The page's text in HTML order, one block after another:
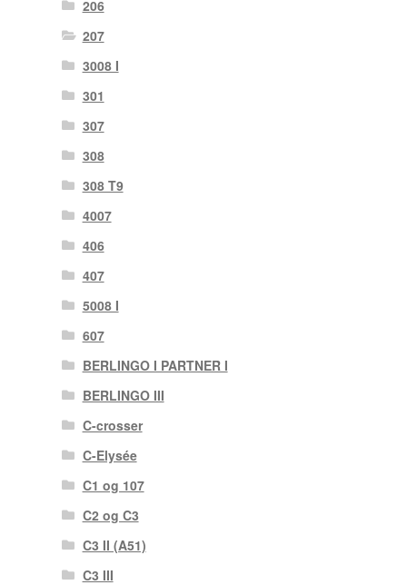
206
207
3008 I
301
307
308
308 T9
4007
406
407
5008 I
607
BERLINGO I PARTNER I
BERLINGO III
C-crosser
C-Elysée
C1 og 107
C2 og C3
C3 II (A51)
C3 III